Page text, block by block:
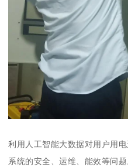
利用人工智能大数据对用户用
系统的安全、运维、能效等问